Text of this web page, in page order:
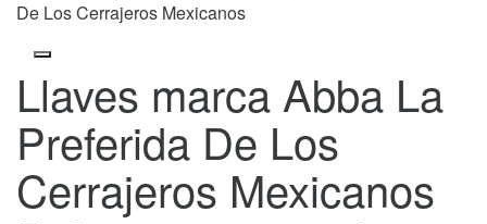
De Los Cerrajeros Mexicanos
Toggle
navigation
Llaves marca Abba La
Preferida De Los
Cerrajeros Mexicanos